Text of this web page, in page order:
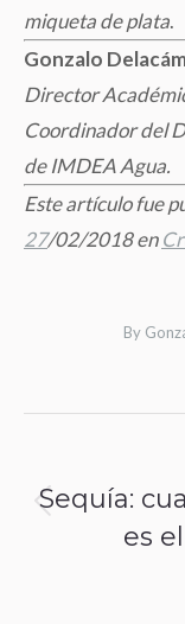
miqueta de plata.
Gonzalo
Director
Coordinador del
de IMDEA Agua.
Este artículo fue
27/02/2018en
By
Sequía:
es